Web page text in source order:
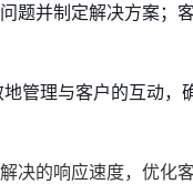
题并制定解决方案；
管理与客户的互动，
决的响应速度，优化